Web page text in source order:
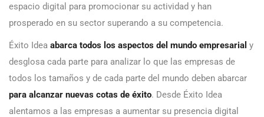
espacio digital para promocionar su actividad y han
prosperado en su sector superando a su competencia.
Éxito Idea abarca todos los aspectos del mundo empresarial y
desglosa cada parte para analizar lo que las empresas de
todos los tamaños y de cada parte del mundo deben abarcar
para alcanzar nuevas cotas de éxito. Desde Éxito Idea
alentamos a las empresas a aumentar su presencia digital